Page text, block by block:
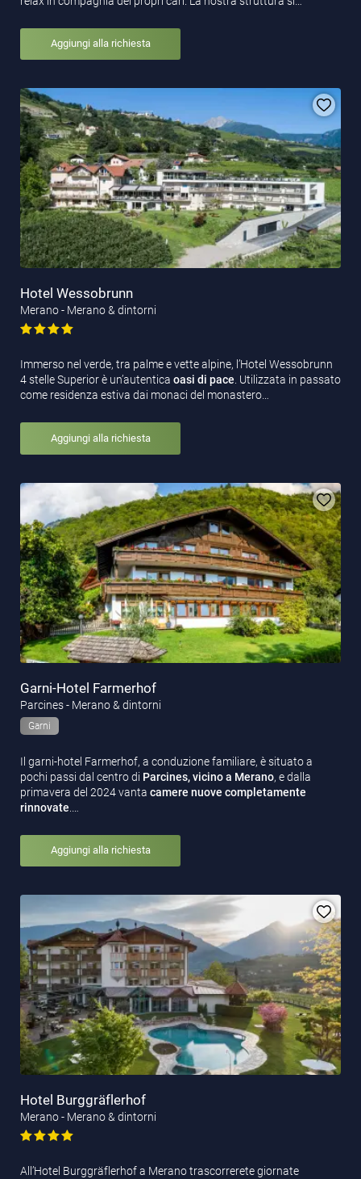
Aggiungi alla richiesta
Hotel Wessobrunn
Merano - Merano & dintorni
Immerso nel verde, tra palme e vette alpine, l’Hotel Wessobrunn
4 stelle Superior è un’autentica oasi di pace . Utilizzata in passato
come residenza estiva dai monaci del monastero…
Aggiungi alla richiesta
Garni-Hotel Farmerhof
Parcines - Merano & dintorni
Garni
Il garni-hotel Farmerhof, a conduzione familiare, è situato a
pochi passi dal centro di Parcines, vicino a Merano, e dalla
primavera del 2024 vanta camere nuove completamente
rinnovate
Aggiungi alla richiesta
Hotel Burggräflerhof
Merano - Merano & dintorni
All’Hotel Burggräflerhof a Merano trascorrerete giornate